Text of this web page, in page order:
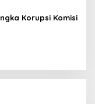
Korupsi Komisi